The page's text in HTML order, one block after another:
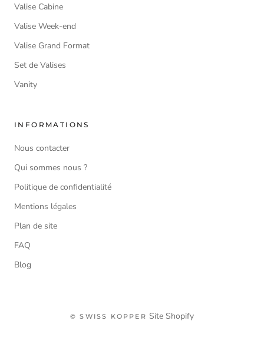
Valise Cabine
Valise Week-end
Valise Grand Format
Set de Valises
Vanity
INFORMATIONS
Nous contacter
Qui sommes nous ?
Politique de confidentialité
Mentions légales
Plan de site
FAQ
Blog
© SWISS KOPPER Site Shopify